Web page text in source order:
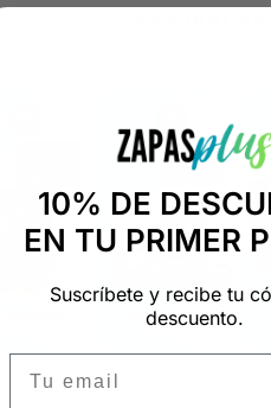
+14.000
10% DE
EN TU PRIMER
Suscríbete y recibe tu
descuento.